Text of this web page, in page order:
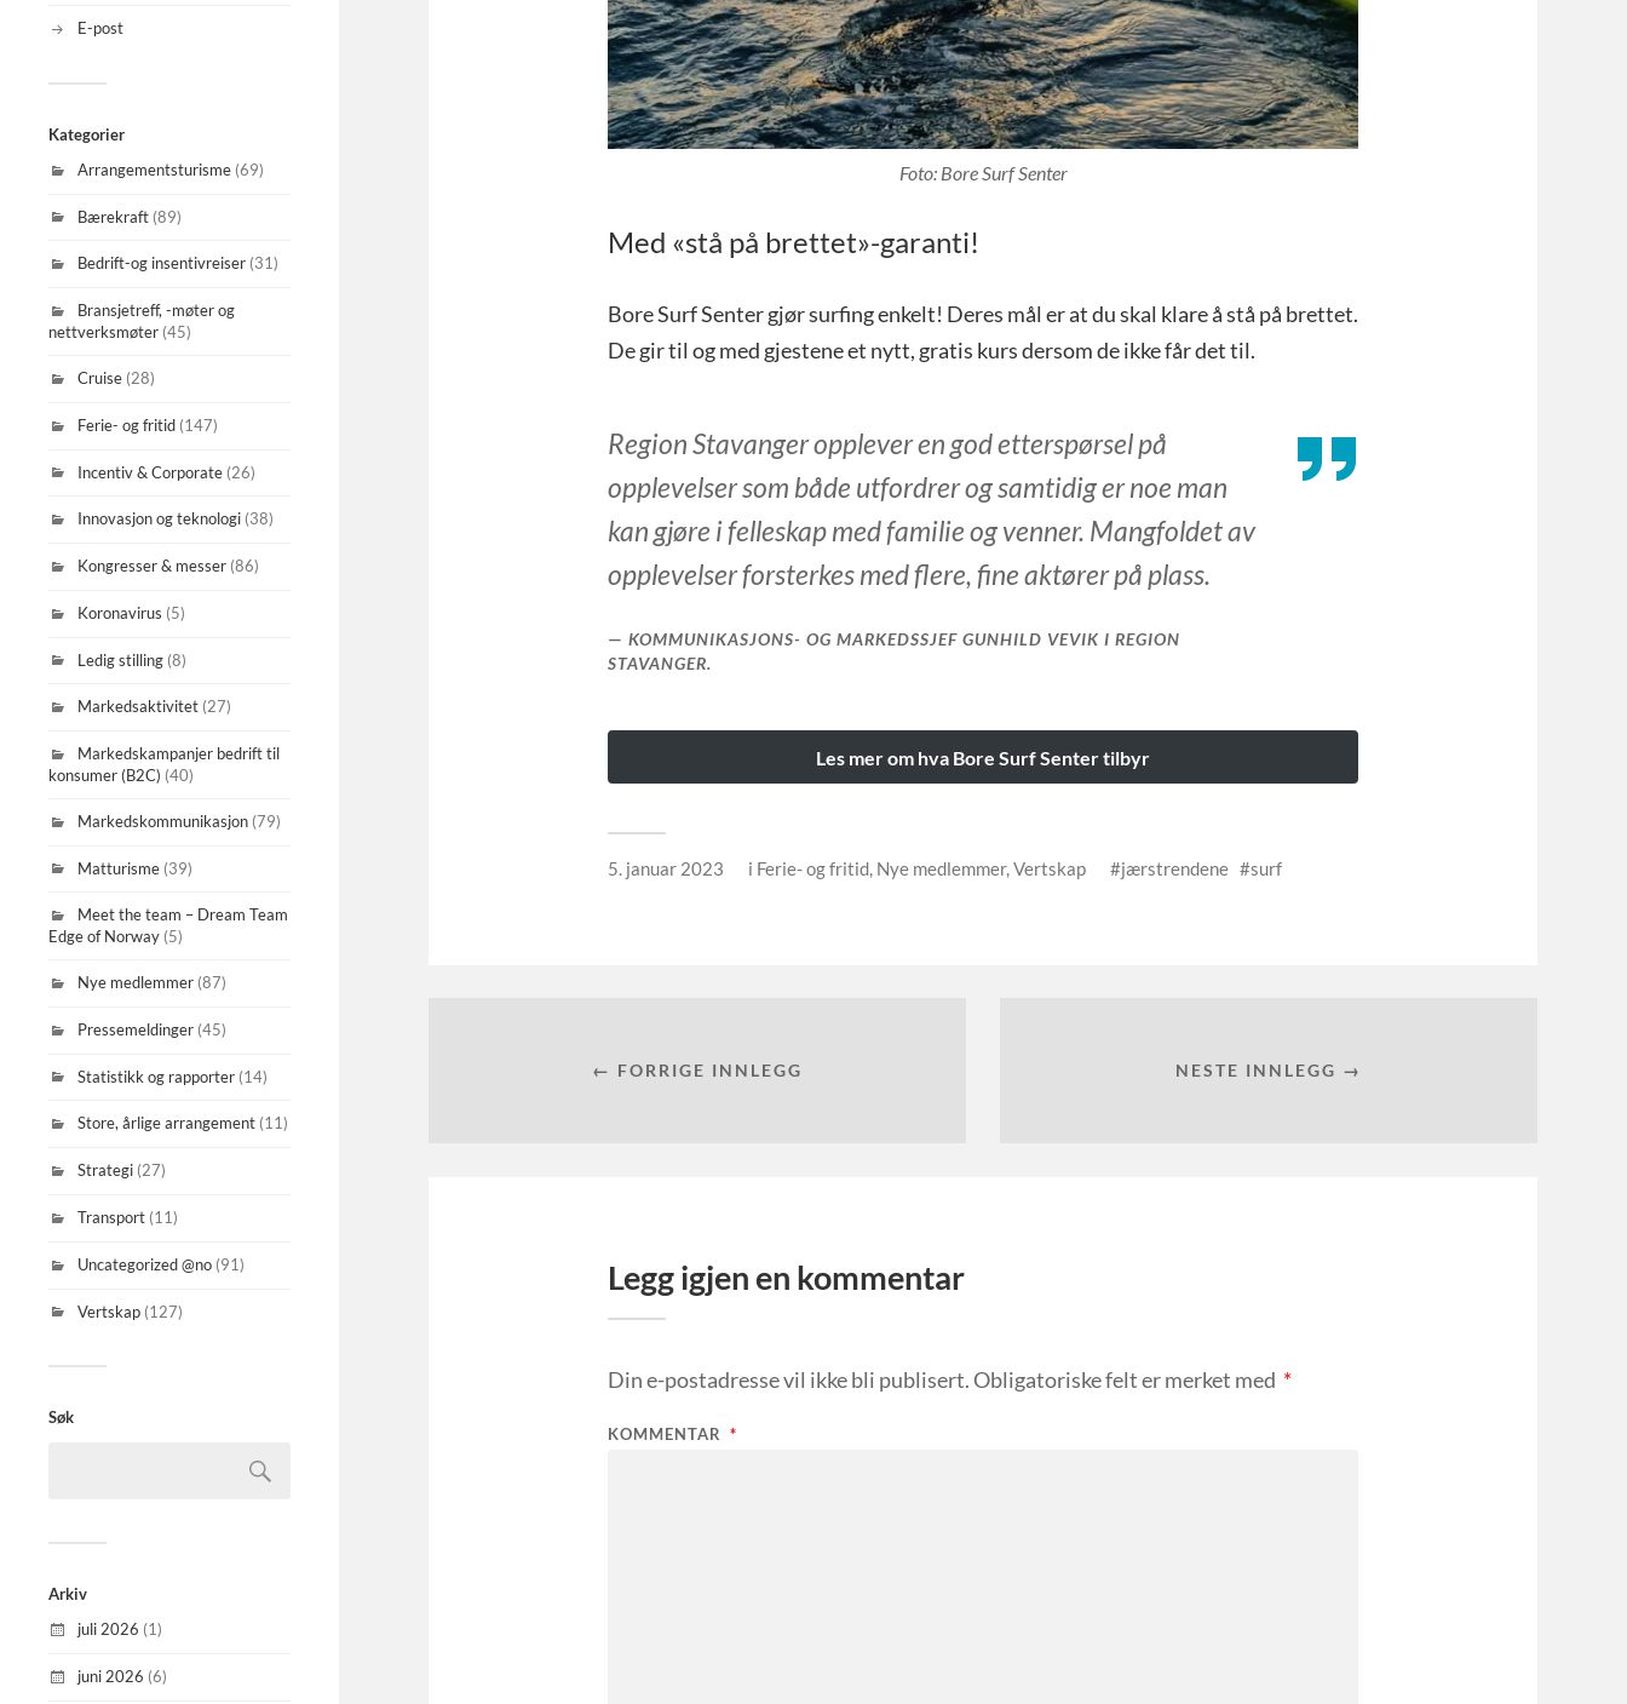
E-post
Kategorier
Arrangementsturisme (69)
Bærekraft (89)
Bedrift-og insentivreiser (31)
Bransjetreff, -møter og
nettverksmøter (45)
Cruise (28)
Ferie- og fritid (147)
Incentiv & Corporate (26)
Innovasjon og teknologi (38)
Kongresser & messer (86)
Koronavirus (5)
Ledig stilling (8)
Markedsaktivitet (27)
Markedskampanjer bedrift til
konsumer (B2C) (40)
Markedskommunikasjon (79)
Matturisme (39)
Meet the team – Dream Team
Edge of Norway (5)
Nye medlemmer (87)
Pressemeldinger (45)
Statistikk og rapporter (14)
Store, årlige arrangement (11)
Strategi (27)
Transport (11)
Uncategorized @no (91)
Vertskap (127)
Søk
Arkiv
juli 2026 (1)
juni 2026 (6)
Foto: Bore Surf Senter
Med «stå på brettet»-garanti!
Bore Surf Senter gjør surfing enkelt! Deres mål er at du skal klare å stå på brettet.
De gir til og med gjestene et nytt, gratis kurs dersom de ikke får det til.
Region Stavanger opplever en god etterspørsel på
opplevelser som både utfordrer og samtidig er noe man
kan gjøre i felleskap med familie og venner. Mangfoldet av
opplevelser forsterkes med flere, fine aktører på plass.
KOMMUNIKASJONS- OG MARKEDSSJEF GUNHILD VEVIK I REGION
STAVANGER.
Les mer om hva Bore Surf Senter tilbyr
5. januar 2023 i Ferie- og fritid, Nye medlemmer,Vertskap jærstrendene surf
← FORRIGE INNLEGG NESTE INNLEGG →
Legg igjen en kommentar
Din e-postadresse vil ikke bli publisert.Obligatoriske felt er merket med *
KOMMENTAR *